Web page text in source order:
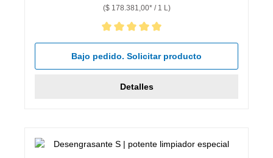
($ 178.381,00* / 1 L)
Calificación promedio de 5 de 5 estrellas
Bajo pedido. Solicitar producto
Detalles